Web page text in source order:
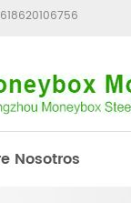
Nosotros